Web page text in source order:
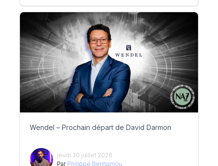
Wendel – Prochain départ de David Darmon
jeudi 30 juillet 2026
Par Philippe Benhamou